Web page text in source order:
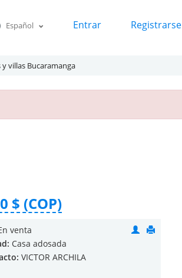
Español Entrar Registrarse
y villas Bucaramanga
$ (COP)
venta
Casa adosada
VICTOR ARCHILA